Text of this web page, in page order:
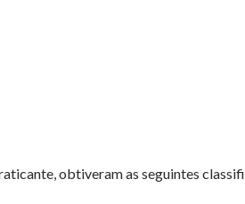
obtiveram as seguintes